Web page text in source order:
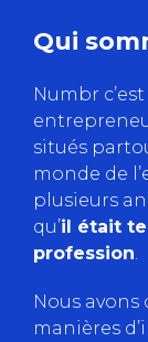
Qui
Numbr
situés
monde de
plusieurs
qu’il était
profession
Nous
manières